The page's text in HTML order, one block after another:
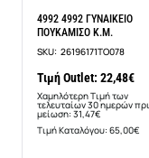
4992 4992 ΓΥΝΑΙΚΕΙΟ
ΠΟΥΚΑΜΙΣΟ Κ.Μ.
SKU: 26196171TO078
Τιμή Outlet: 22,48€
Χαμηλότερη Τιμή των
τελευταίων 30 ημερών
μείωση: 31,47€
Τιμή Καταλόγου: 65,00€